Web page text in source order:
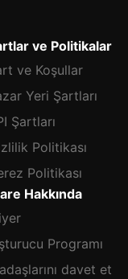
ve Politikalar
ve Koşullar
Yeri Şartları
Şartları
Politikası
Politikası
Hakkında
Programı
davet et